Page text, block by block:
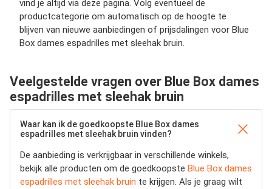
vind je altijd via deze pagina. Volg eventueel de
productcategorie om automatisch op de hoogte te
blijven van nieuwe aanbiedingen of prijsdalingen voor Blue
Box dames espadrilles met sleehak bruin.
Veelgestelde vragen over Blue Box dames
espadrilles met sleehak bruin
Waar kan ik de goedkoopste Blue Box dames
espadrilles met sleehak bruin vinden?
De aanbieding is verkrijgbaar in verschillende winkels,
bekijk alle producten om de goedkoopste Blue Box dames
espadrilles met sleehak bruin te krijgen. Als je graag wilt